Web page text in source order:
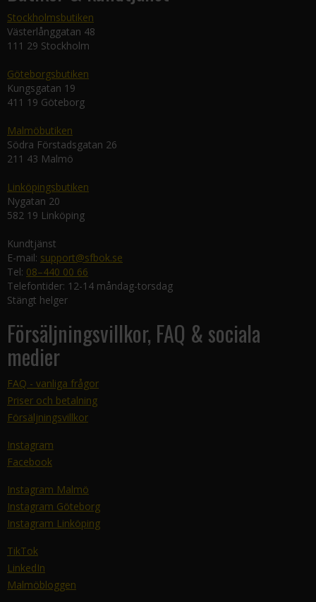
Stockholmsbutiken
Västerlånggatan 48
111 29 Stockholm
Göteborgsbutiken
Kungsgatan 19
411 19 Göteborg
Malmöbutiken
Södra Förstadsgatan 26
211 43 Malmö
Linköpingsbutiken
Nygatan 20
582 19 Linköping
Kundtjänst
E-mail: support@sfbok.se
Tel: 08–440 00 66
Telefontider: 12-14 måndag-torsdag
Stängt helger
Försäljningsvillkor, FAQ & sociala
medier
FAQ - vanliga frågor
Priser och betalning
Försäljningsvillkor
Instagram
Facebook
Instagram Malmö
Instagram Göteborg
Instagram Linköping
TikTok
LinkedIn
Malmöbloggen